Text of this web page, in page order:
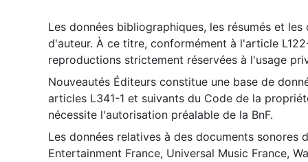
Les données bibliographiques, les résumés et
d'auteur. À ce titre, conformément à l'article
reproductions strictement réservées à l'usage
Nouveautés Éditeurs constitue une base de
articles L341-1 et suivants du Code de la
nécessite l'autorisation préalable de la BnF.
Les données relatives à des documents sonores
Entertainment France, Universal Music France,